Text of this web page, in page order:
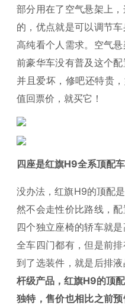
部分用在了空气悬架上
的，优点就是可以调节
高纯看个人需求。空气
前豪华车没有普及这个
并且爱坏，修吧还特贵
值回票价，就买它！
四座是红旗H9全系顶配
没办法，红旗H9的顶配
然不会走性价比路线，
四个独立座椅的轿车就
全车四门都有，但是前
到了选装件，就是后排液
杆级产品，红旗H9的顶
独特，售价也相比之前